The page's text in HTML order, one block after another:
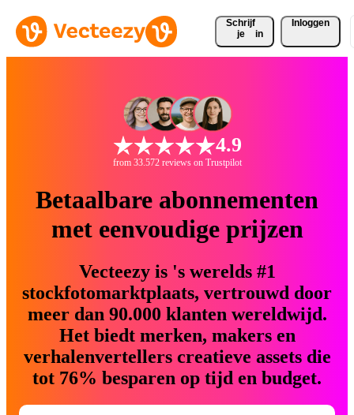
Schrijf
je
in
Inloggen
4.9
from 33.572 reviews on Trustpilot
Betaalbare abonnementen
met eenvoudige prijzen
Vecteezy is 's werelds #1
stockfotomarktplaats, vertrouwd door
meer dan 90.000 klanten wereldwijd.
Het biedt merken, makers en
verhalenvertellers creatieve assets die
tot 76% besparen op tijd en budget.